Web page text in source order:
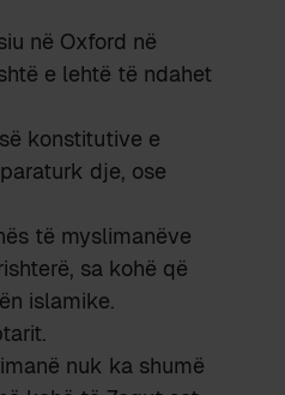
në Oxford në
e lehtë të ndahet
konstitutive e
dje, ose
të myslimanëve
sa kohë që
islamike.
nuk ka shumë